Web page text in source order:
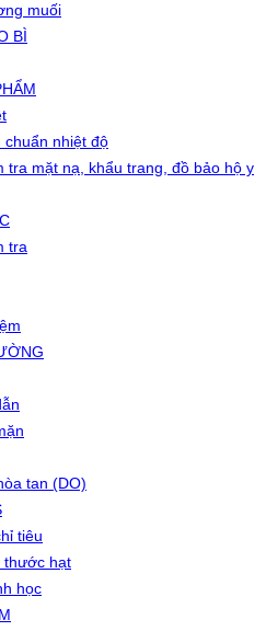
muối
BÌ
chuẩn nhiệt độ
tra mặt nạ, khẩu trang, đồ bảo hộ y
tra
tan (DO)
tiêu
thước hạt
học